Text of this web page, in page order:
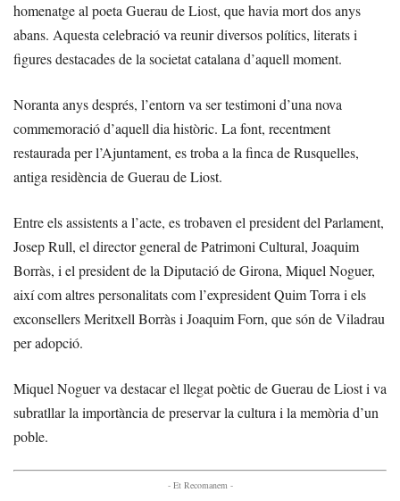
homenatge al poeta Guerau de Liost, que havia mort dos anys
abans. Aquesta celebració va reunir diversos polítics, literats i
figures destacades de la societat catalana d’aquell moment.
Noranta anys després, l’entorn va ser testimoni d’una nova
commemoració d’aquell dia històric. La font, recentment
restaurada per l’Ajuntament, es troba a la finca de Rusquelles,
antiga residència de Guerau de Liost.
Entre els assistents a l’acte, es trobaven el president del Parlament,
Josep Rull, el director general de Patrimoni Cultural, Joaquim
Borràs, i el president de la Diputació de Girona, Miquel Noguer,
així com altres personalitats com l’expresident Quim Torra i els
exconsellers Meritxell Borràs i Joaquim Forn, que són de Viladrau
per adopció.
Miquel Noguer va destacar el llegat poètic de Guerau de Liost i va
subratllar la importància de preservar la cultura i la memòria d’un
poble.
- Et Recomanem -